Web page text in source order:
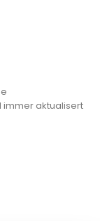
immer aktualisert